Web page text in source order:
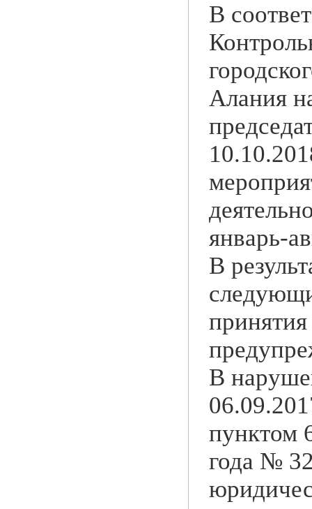
В
Алания
январь-
В
В
пунктом
года №